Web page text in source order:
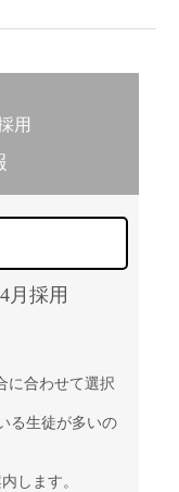
用
月採用
に合わせて選択
る生徒が多いの
します。